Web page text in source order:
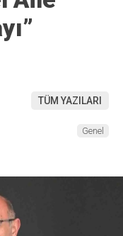
TÜM YAZILARI
Genel